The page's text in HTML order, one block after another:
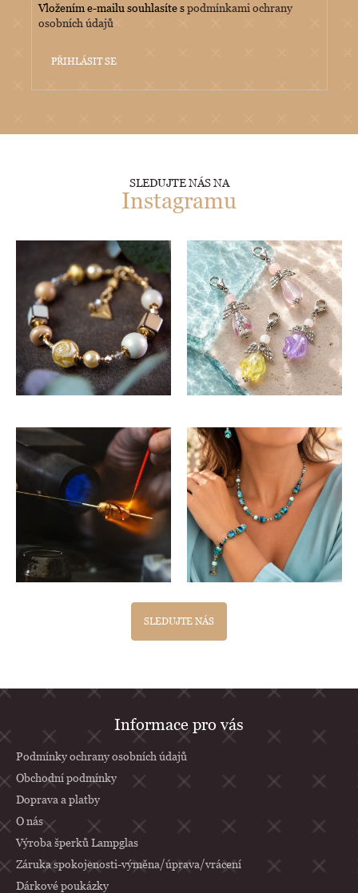
Vložením e-mailu souhlasíte spodmínkami ochrany
osobních údajů
PŘIHLÁSIT SE
SLEDUJTE NÁS NA
Instagramu
SLEDUJTE NÁS
á
a
í
Informace pro vás
Podmínky ochrany osobních údajů
Obchodní podmínky
Doprava a platby
O nás
Výroba šperků Lampglas
Záruka spokojenosti-výměna/úprava/vrácení
Dárkové poukázky